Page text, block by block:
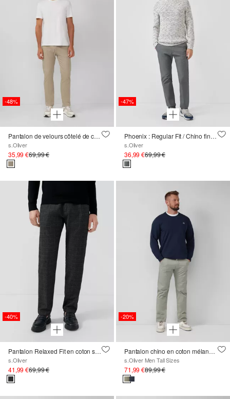
-48%
Pantalon de velours côtelé de coupe régulière en coton extensible
s.Oliver
35,99 €69,99 €
-47%
Phoenix : Regular Fit / Chino finement structuré
s.Oliver
36,99 €69,99 €
-40%
Pantalon Relaxed Fit en coton stretch doux avec délavage
s.Oliver
41,99 €69,99 €
-20%
Pantalon chino en coton mélangé avec détails du logo
s.Oliver Men Tall Sizes
71,99 €89,99 €